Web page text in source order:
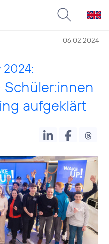
06.02.2024
2024:
aufgeklärt